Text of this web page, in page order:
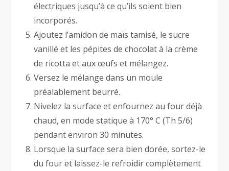
électriques jusqu’à ce qu’ils soient bien
incorporés.
Ajoutez l’amidon de maïs tamisé, le sucre
vanillé et les pépites de chocolat à la crème
de ricotta et aux œufs et mélangez.
Versez le mélange dans un moule
préalablement beurré.
Nivelez la surface et enfournez au four déjà
chaud, en mode statique à 170° C (Th 5/6)
pendant environ 30 minutes.
Lorsque la surface sera bien dorée, sortez-le
du four et laissez-le refroidir complètement